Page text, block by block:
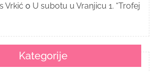
Vrkić o U subotu u Vranjicu 1. “Trofej
Kategorije